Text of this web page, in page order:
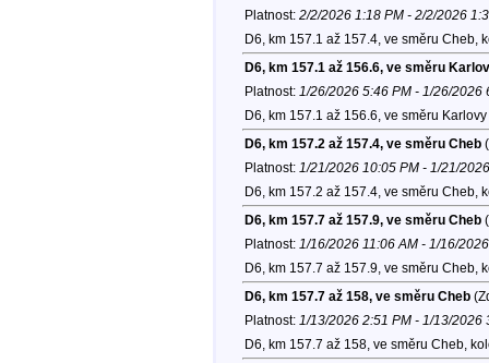
Platnost: 2/2/2026 1:18 PM - 2/2/2026
D6, km 157.1 až 157.4, ve směru Cheb,
D6, km 157.1 až 156.6, ve směru
Platnost: 1/26/2026 5:46 PM - 1/26/2026
D6, km 157.1 až 156.6, ve směru
D6, km 157.2 až 157.4, ve směru Cheb
Platnost: 1/21/2026 10:05 PM - 1/21/
D6, km 157.2 až 157.4, ve směru Cheb,
D6, km 157.7 až 157.9, ve směru Cheb
Platnost: 1/16/2026 11:06 AM - 1/16/
D6, km 157.7 až 157.9, ve směru Cheb,
D6, km 157.7 až 158, ve směru Cheb
Platnost: 1/13/2026 2:51 PM - 1/13/2026
D6, km 157.7 až 158, ve směru Cheb,